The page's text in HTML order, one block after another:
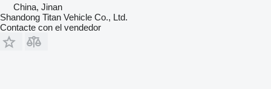
China, Jinan
Shandong Titan Vehicle Co., Ltd.
Contacte con el vendedor